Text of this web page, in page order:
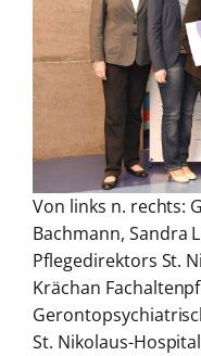
Von links n. rechts:
Bachmann, Sandra
Pflegedirektors St.
Krächan
St. Nikolaus-